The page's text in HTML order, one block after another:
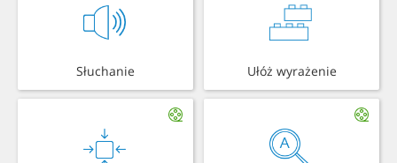
Słuchanie Ułóż wyrażenie